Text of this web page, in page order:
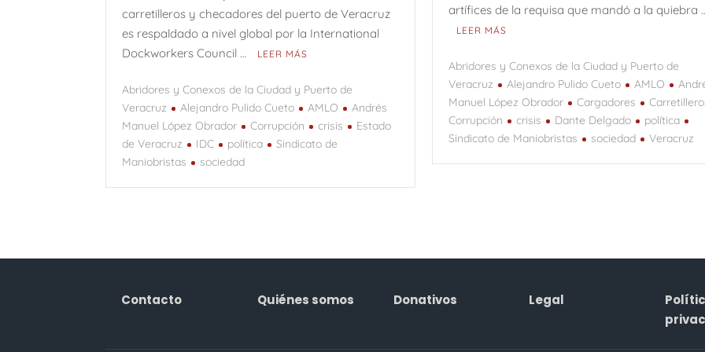
carretilleros y checadores del puerto de Veracruz
es respaldado a nivel global por la International
Dockworkers Council …
LEER MÁS
Abridores y Conexos de la Ciudad y Puerto de
Veracruz
Alejandro Pulido Cueto AMLO
Andrés
Manuel López Obrador
Corrupción crisis
Estado
de Veracruz
IDC política
Sindicato de
Maniobristas
sociedad
artífices de la requisa que mandó a la quiebra
LEER MÁS
Abridores y Conexos de la Ciudad y Puerto de
Veracruz
Alejandro Pulido Cueto AMLO
Manuel López Obrador
Cargadores
Corrupción
crisis Dante Delgado
política
Sindicato de Maniobristas
sociedad Veracruz
Contacto Quiénes somos Donativos Legal